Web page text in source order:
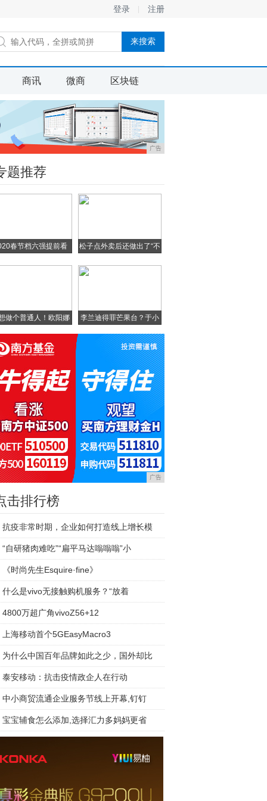
登录 注册
商讯 微商 区块链
广告
题推荐
春节档六强提前看 松子点外卖后还做出了“不
做个普通人！欧阳娜
娜
李兰迪得罪芒果台？于小
彤
广告
击排行榜
抗疫非常时期，企业如何打造线上增长模
“自研猪肉难吃”“扁平马达嗡嗡嗡”小
《时尚先生Esquire·fine》
什么是vivo无接触购机服务？“放着
4800万超广角vivoZ56+12
上海移动首个5GEasyMacro3
为什么中国百年品牌如此之少，国外却比
泰安移动：抗击疫情政企人在行动
中小商贸流通企业服务节线上开幕,钉钉
宝宝辅食怎么添加,选择汇力多妈妈更省